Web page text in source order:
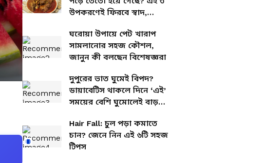
উপকরণেই ফিরবে স্বাদ,
ঘরোয়া উপায়ে পেট খারাপ
সামলানোর সহজ কৌশল,
জানুন কী বলছেন বিশেষজ্ঞরা
দুপুরের ভাত ঘুমেই বিপদ?
ডায়াবেটিস থাকলে দিনে ‘এই’
সময়ের বেশি ঘুমোলেই বাড়বে
Hair Fall: চুল পড়া কমাতে
চান? জেনে নিন এই ৬টি সহজ
টিপস